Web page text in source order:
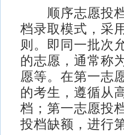
顺序志愿投档
档录取模式，采
则。即同一批次
的志愿，通常称
愿等。在第一志
的考生，遵循从
档；第一志愿投
投档缺额，进行